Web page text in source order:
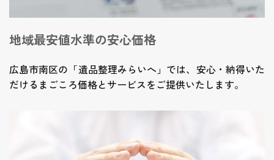
地域最安値水準の安心価格
広島市南区の「遺品整理みらいへ」では、安心・納得いた
だけるまごころ価格とサービスをご提供いたします。